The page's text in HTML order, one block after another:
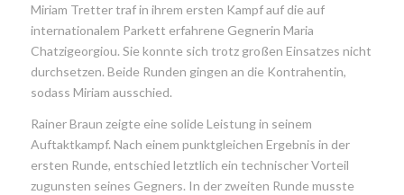
Miriam Tretter traf in ihrem ersten Kampf auf die auf
internationalem Parkett erfahrene Gegnerin Maria
Chatzigeorgiou. Sie konnte sich trotz großen Einsatzes nicht
durchsetzen. Beide Runden gingen an die Kontrahentin,
sodass Miriam ausschied.
Rainer Braun zeigte eine solide Leistung in seinem
Auftaktkampf. Nach einem punktgleichen Ergebnis in der
ersten Runde, entschied letztlich ein technischer Vorteil
zugunsten seines Gegners. In der zweiten Runde musste